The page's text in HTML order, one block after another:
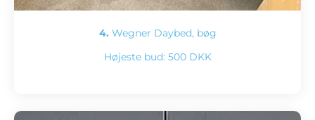
4. Wegner Daybed, bøg
Højeste bud: 500 DKK